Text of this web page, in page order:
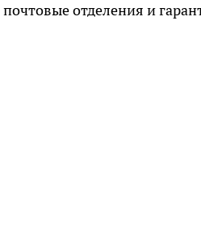
отделения и